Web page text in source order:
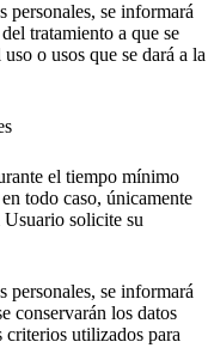
personales, se informará
tratamiento a que se
o usos que se dará a la
el tiempo mínimo
todo caso, únicamente
Usuario solicite su
personales, se informará
conservarán los datos
criterios utilizados para